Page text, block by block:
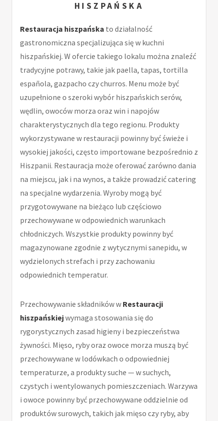
HISZPAŃSKA
Restauracja hiszpańska to działalność
gastronomiczna specjalizująca się w kuchni
hiszpańskiej. W ofercie takiego lokalu można znaleźć
tradycyjne potrawy, takie jak paella, tapas, tortilla
española, gazpacho czy churros. Menu może być
uzupełnione o szeroki wybór hiszpańskich serów,
wędlin, owoców morza oraz win i napojów
charakterystycznych dla tego regionu. Produkty
wykorzystywane w restauracji powinny być świeże i
wysokiej jakości, często importowane bezpośrednio z
Hiszpanii. Restauracja może oferować zarówno dania
na miejscu, jak i na wynos, a także prowadzić catering
na specjalne wydarzenia. Wyroby mogą być
przygotowywane na bieżąco lub częściowo
przechowywane w odpowiednich warunkach
chłodniczych. Wszystkie produkty powinny być
magazynowane zgodnie z wytycznymi sanepidu, w
wydzielonych strefach i przy zachowaniu
odpowiednich temperatur.
Przechowywanie składników w Restauracji
hiszpańskiejwymaga stosowania się do
rygorystycznych zasad higieny i bezpieczeństwa
żywności. Mięso, ryby oraz owoce morza muszą być
przechowywane w lodówkach o odpowiedniej
temperaturze, a produkty suche — w suchych,
czystych i wentylowanych pomieszczeniach. Warzywa
i owoce powinny być przechowywane oddzielnie od
produktów surowych, takich jak mięso czy ryby, aby